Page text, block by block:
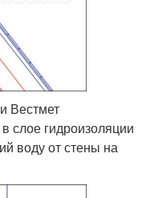
Вестмет
слое гидроизоляции
воду от стены на